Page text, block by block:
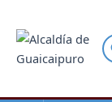
contenido
de
entradas